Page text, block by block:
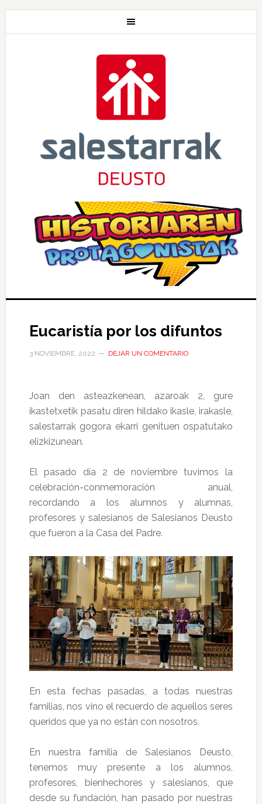
Eucaristía por los difuntos
3 NOVIEMBRE, 2022 DEJAR UN COMENTARIO
Joan den asteazkenean, azaroak 2, gure
ikastetxetik pasatu diren hildako ikasle, irakasle,
salestarrak gogora ekarri genituen ospatutako
elizkizunean.
El pasado día 2 de noviembre tuvimos la
celebración-conmemoración anual,
recordando a los alumnos y alumnas,
profesores y salesianos de Salesianos Deusto
que fueron a la Casa del Padre.
En esta fechas pasadas, a todas nuestras
familias, nos vino el recuerdo de aquellos seres
queridos que ya no están con nosotros.
En nuestra familia de Salesianos Deusto,
tenemos muy presente a los alumnos,
profesores, bienhechores y salesianos, que
desde su fundación, han pasado por nuestras